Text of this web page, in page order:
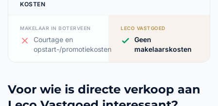
KOSTEN
MAKELAAR IN BOTERVEEN
Courtage en
opstart-/promotiekosten
LECO VASTGOED
Geen
makelaarskosten
Voor wie is directe verkoop aan